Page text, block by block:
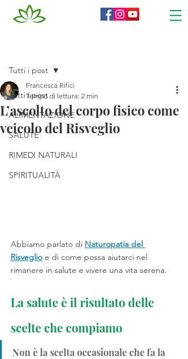
Tutti i post
ALIMENTAZIONE
SALUTE
RIMEDI NATURALI
SPIRITUALITÀ
Tutti i post
L’ascolto del corpo fisico come
veicolo del Risveglio
Francesca Rifici
Tempo di lettura: 2 min
Abbiamo parlato di Naturopatia del
Risveglio e di come possa aiutarci nel
rimanere in salute e vivere una vita serena.
La salute è il risultato delle
scelte che compiamo
Non è la scelta occasionale che fa la